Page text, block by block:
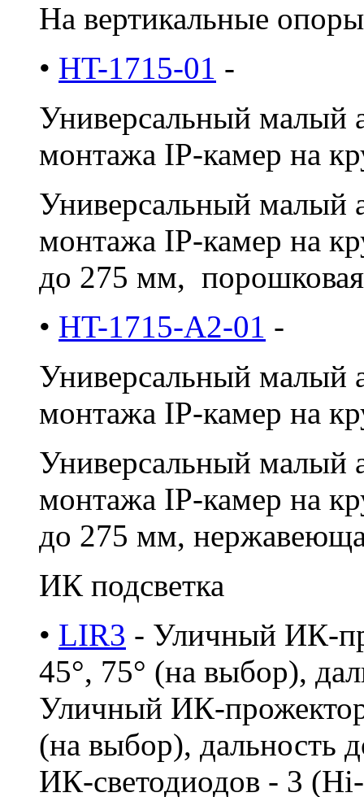
На вертикальные
• HT-1715-01 -
Универсальный малый
монтажа IP-камер на
Универсальный малый
монтажа IP-камер на
до 275 мм, порошковая
• HT-1715-A2-01 -
Универсальный малый
монтажа IP-камер на
Универсальный малый
монтажа IP-камер на
до 275 мм,
ИК подсветка
• LIR3 - Уличный ИК-
45°, 75° (на выбор),
Уличный ИК-
(на выбор), дальность
ИК-светодиодов - 3